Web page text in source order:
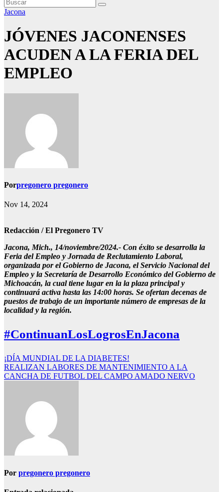
Jacona
JÓVENES JACONENSES
ACUDEN A LA FERIA DEL
EMPLEO
Porpregonero pregonero
Nov 14, 2024
Redacción / El Pregonero TV
Jacona, Mich., 14/noviembre/2024.- Con éxito se desarrolla la
Feria del Empleo y Jornada de Reclutamiento Laboral,
organizada por el Gobierno de Jacona, el Servicio Nacional del
Empleo y la Secretaría de Desarrollo Económico del Gobierno de
Michoacán, la cual tiene lugar en la la plaza principal y
continuará activa hasta las 14:00 horas. Se ofertan decenas de
puestos de trabajo de un importante número de empresas de la
localidad y la región.
#ContinuanLosLogrosEnJacona
Navegación
de
¡DÍA MUNDIAL DE LA DIABETES!
REALIZAN LABORES DE MANTENIMIENTO A LA
CANCHA DE FUTBOL DEL CAMPO AMADO NERVO
Por pregonero pregonero